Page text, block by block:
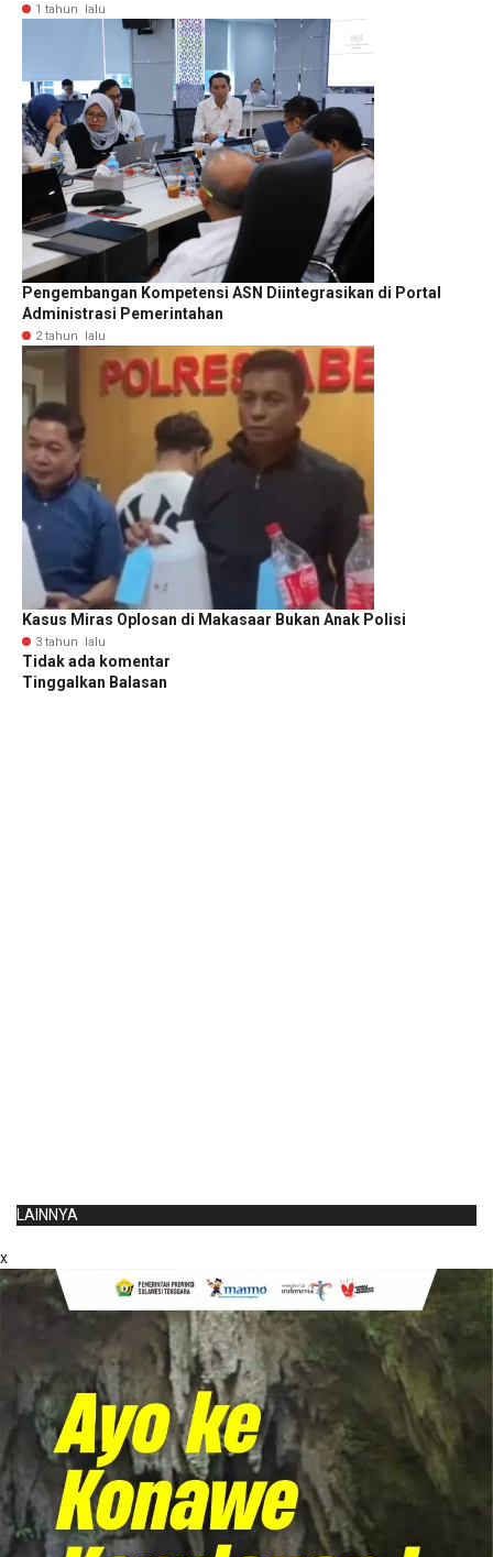
1 tahun lalu
Pengembangan Kompetensi ASN Diintegrasikan di Portal
Administrasi Pemerintahan
2 tahun lalu
Kasus Miras Oplosan di Makasaar Bukan Anak Polisi
3 tahun lalu
Tidak ada komentar
Tinggalkan Balasan
LAINNYA
x